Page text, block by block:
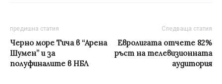
предишна статия
Черно море Тича в “Арена
Шумен” и за
полуфиналите в НБЛ
Следваща статия
Евролигата отчете 82%
ръст на телевизионната
аудитория